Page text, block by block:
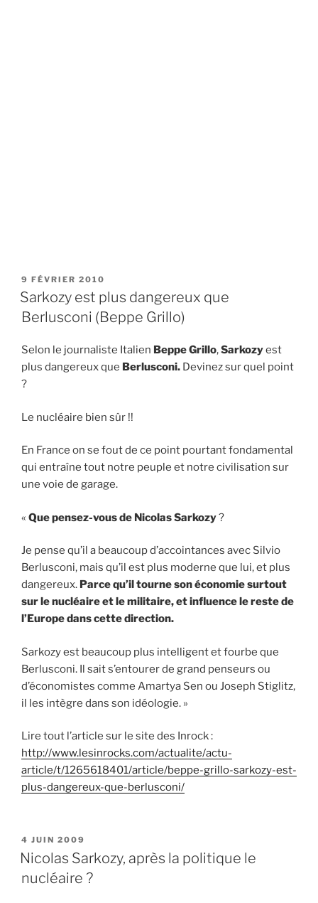
PUBLIÉ
LE
9 FÉVRIER 2010
Sarkozy est plus dangereux que
Berlusconi (Beppe Grillo)
Selon le journaliste Italien Beppe Grillo,Sarkozyest
plus dangereux que Berlusconi. Devinez sur quel point
?
Le nucléaire bien sûr !!
En France on se fout de ce point pourtant fondamental
qui entraîne tout notre peuple et notre civilisation sur
une voie de garage.
« Que pensez-vous de Nicolas Sarkozy?
Je pense qu’il a beaucoup d’accointances avec Silvio
Berlusconi, mais qu’il est plus moderne que lui, et plus
dangereux. Parce qu’il tourne son économie surtout
sur le nucléaire et le militaire, et influence le reste de
l’Europe dans cette direction.
Sarkozy est beaucoup plus intelligent et fourbe que
Berlusconi. Il sait s’entourer de grand penseurs ou
d’économistes comme Amartya Sen ou Joseph Stiglitz,
il les intègre dans son idéologie. »
Lire tout l’article sur le site des Inrock :
http://www.lesinrocks.com/actualite/actu-
article/t/1265618401/article/beppe-grillo-sarkozy-est-
plus-dangereux-que-berlusconi/
PUBLIÉ
LE
4 JUIN 2009
Nicolas Sarkozy, après la politique le
nucléaire ?